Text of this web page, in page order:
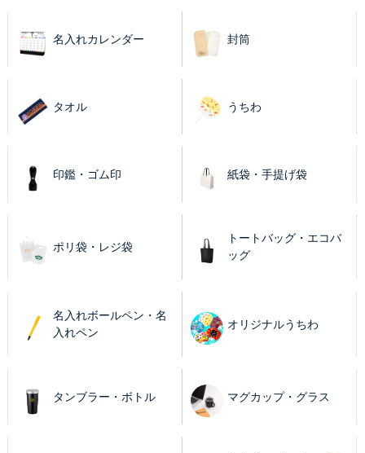
名入れカレンダー 封筒
タオル うちわ
印鑑・ゴム印 紙袋・手提げ袋
ポリ袋・レジ袋
トートバッグ・エコバ
ッグ
名入れボールペン・名
入れペン
オリジナルうちわ
タンブラー・ボトル マグカップ・グラス